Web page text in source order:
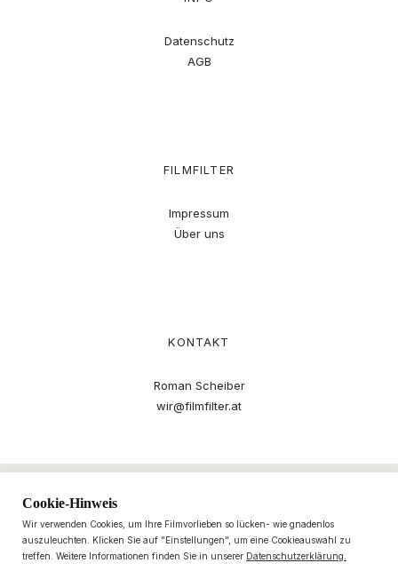
Datenschutz
AGB
FILMFILTER
Impressum
Über uns
KONTAKT
Roman Scheiber
wir@filmfilter.at
Cookie-Hinweis
Wir verwenden Cookies, um Ihre Filmvorlieben so lücken- wie gnadenlos
auszuleuchten. Klicken Sie auf "Einstellungen", um eine Cookieauswahl zu
treffen. Weitere Informationen finden Sie in unserer Datenschutzerklärung.